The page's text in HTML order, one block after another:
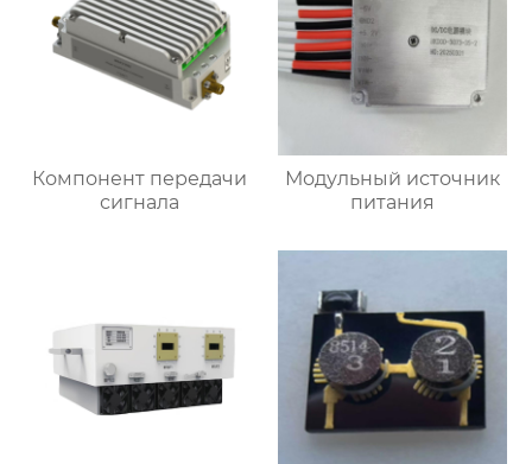
Компонент передачи
сигнала
Модульный источник
питания